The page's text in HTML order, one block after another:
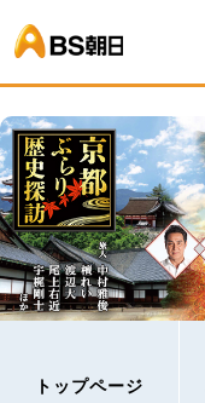
トップページ